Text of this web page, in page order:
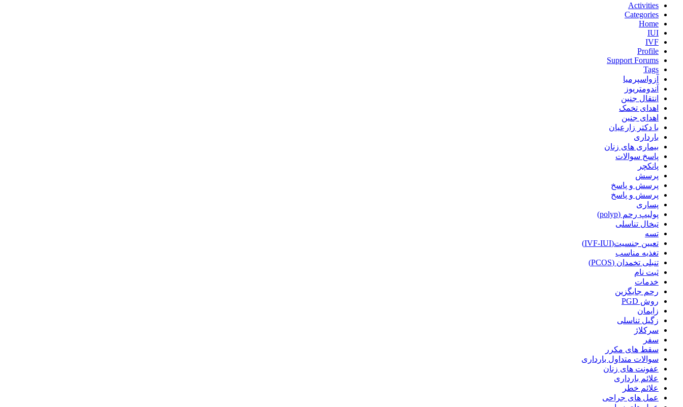
Activities
Categories
Home
IUI
IVF
Profile
Support Forums
Tags
آزواسپرمیا
آندومتریوز
انتقال جنین
اهدای تخمک
اهدای جنین
با دکتر زارعیان
بارداری
بیماری های زنان
پاسخ سوالات
پانکچر
پرسش
پرسش و پاسخ
پرسش و پاسخ
پساری
پولیپ رحم (polyp)
تبخال تناسلی
تسه
تعیین جنسیت(IVF-IUI)
تغذیه مناسب
تنبلی تخمدان (PCOS)
ثبت نام
خدمات
رحم جایگزین
روش PGD
زایمان
زگیل تناسلی
سرکلاژ
سفر
سقط های مکرر
سوالات متداول بارداری
عفونت های زنان
علائم بارداری
علائم خطر
عمل های جراحی